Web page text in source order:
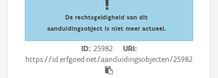
Persoon of collectief
De rechtsgeldigheid van dit
aanduidingsobject is niet meer actueel.
ID 25982
URI
https://id.erfgoed.net/aanduidingsobjecten/25982